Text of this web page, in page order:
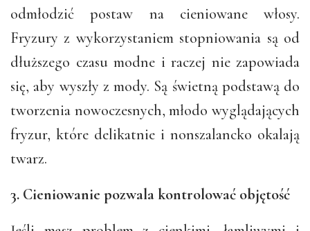
odmłodzić postaw na cieniowane włosy.
Fryzury z wykorzystaniem stopniowania są od
dłuższego czasu modne i raczej nie zapowiada
się, aby wyszły z mody. Są świetną podstawą do
tworzenia nowoczesnych, młodo wyglądających
fryzur, które delikatnie i nonszalancko okalają
twarz.
3. Cieniowanie pozwala kontrolować objętość